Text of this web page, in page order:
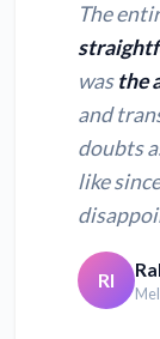
The
wasthe
and
doubts
like
RI